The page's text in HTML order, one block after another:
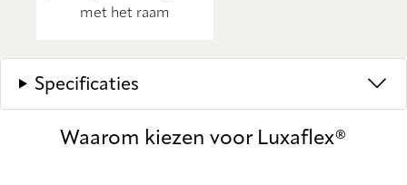
met het raam
Specificaties
Waarom kiezen voor Luxaflex®